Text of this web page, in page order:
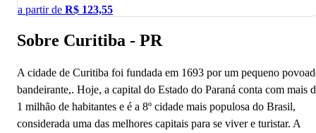
a partir de R$ 123,55
Sobre Curitiba - PR
A‌ ‌cidade‌ ‌de‌ ‌Curitiba‌ ‌foi‌ ‌fundada‌ ‌em‌ ‌1693‌ ‌por‌ ‌um‌ ‌pequeno‌
‌bandeirante,. Hoje, a capital do Estado do Paraná ‌conta‌ ‌com‌ mais‌
‌1‌ ‌milhão‌ ‌de‌ ‌habitantes‌ ‌e‌ ‌é‌ ‌a‌ ‌8º‌ ‌cidade‌ ‌mais‌ ‌populosa‌ ‌do‌ ‌Brasil,‌
‌considerada ‌uma‌ ‌das‌ ‌melhores‌ ‌capitais‌ ‌para‌ ‌se‌ ‌viver‌ ‌e turistar.‌ ‌A‌